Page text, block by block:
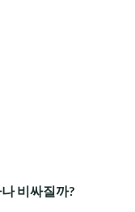
비싸질까?